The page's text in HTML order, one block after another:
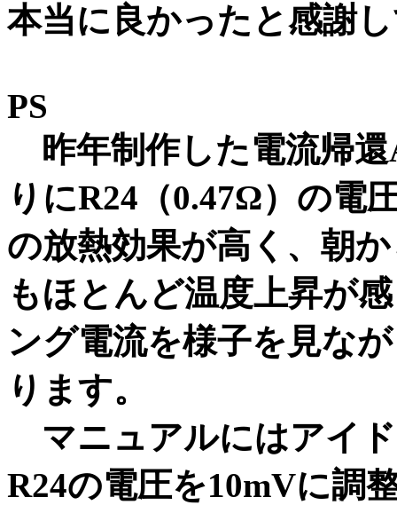
本当に良かったと感謝
PS
昨年制作した電流帰
りにR24（0.47Ω）の電
の放熱効果が高く、朝
もほとんど温度上昇が
ング電流を様子を見な
ります。
マニュアルにはアイ
R24の電圧を10mVに調